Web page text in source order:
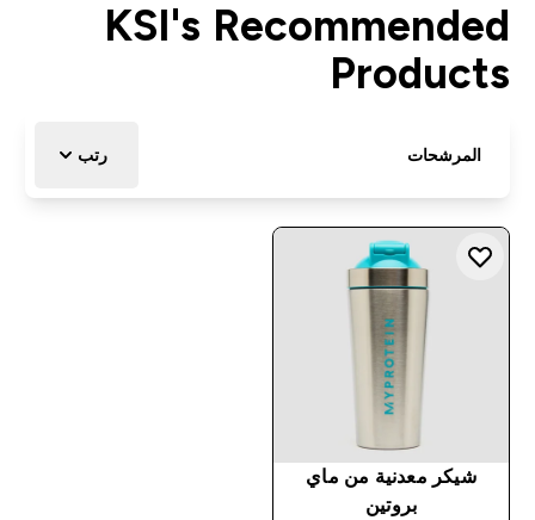
KSI's Recommended
Products
المرشحات رتب
شيكر معدنية من ماي
بروتين